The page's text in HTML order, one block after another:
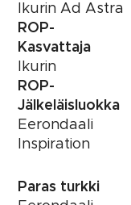
Ikurin Ad Astra
ROP-
Kasvattaja
Ikurin
ROP-
Jälkeläisluokka
Eerondaali
Inspiration
Paras turkki